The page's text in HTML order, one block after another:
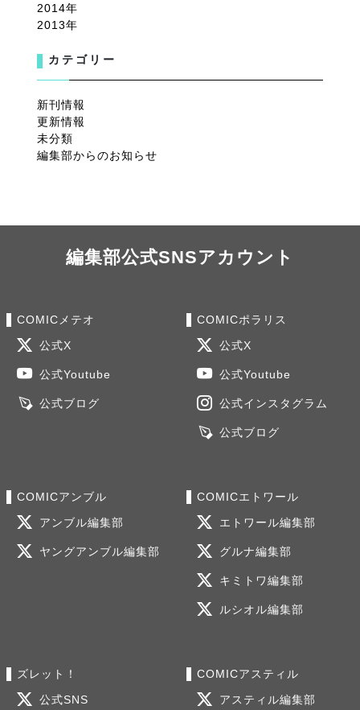
2014
2013
カテゴリー
新刊情報
更新情報
未分類
編集部からのお知らせ
編集部公式SNSアカウント
COMICメテオ
公式X
公式Youtube
公式ブログ
COMICポラリス
公式X
公式Youtube
公式インスタグラム
公式ブログ
COMICアンブル
アンブル編集部
ヤングアンブル編集部
COMICエトワール
エトワール編集部
グルナ編集部
キミトワ編集部
ルシオル編集部
ズレット！
公式SNS
COMICアスティル
アスティル編集部